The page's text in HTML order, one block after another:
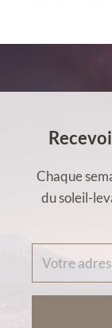
Chaque
du soleil-